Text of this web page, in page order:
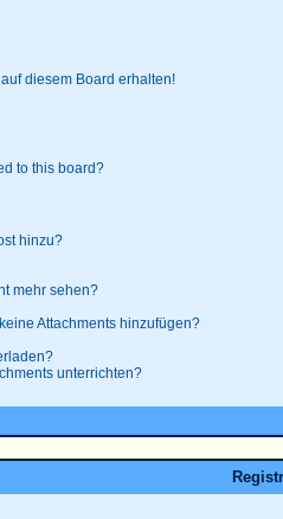
diesem Board erhalten!
to this board?
hinzu?
mehr sehen?
Attachments hinzufügen?
unterrichten?